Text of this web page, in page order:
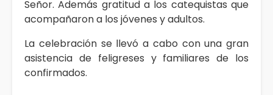
Señor. Además gratitud a los catequistas que
acompañaron a los jóvenes y adultos.
La celebración se llevó a cabo con una gran
asistencia de feligreses y familiares de los
confirmados.